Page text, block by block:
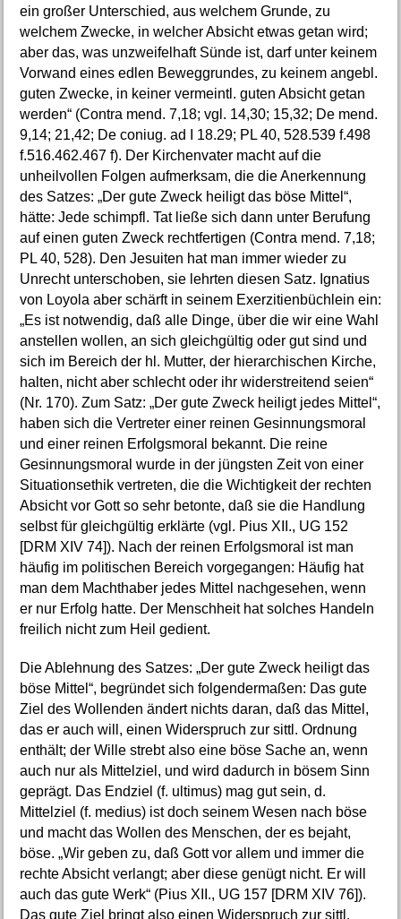
ein großer Unterschied, aus welchem Grunde, zu
welchem Zwecke, in welcher Absicht etwas getan wird;
aber das, was unzweifelhaft Sünde ist, darf unter keinem
Vorwand eines edlen Beweggrundes, zu keinem angebl.
guten Zwecke, in keiner vermeintl. guten Absicht getan
werden“ (Contra mend. 7,18; vgl. 14,30; 15,32; De mend.
9,14; 21,42; De coniug. ad I 18.29; PL 40, 528.539 f.498
f.516.462.467 f). Der Kirchenvater macht auf die
unheilvollen Folgen aufmerksam, die die Anerkennung
des Satzes: „Der gute Zweck heiligt das böse Mittel“,
hätte: Jede schimpfl. Tat ließe sich dann unter Berufung
auf einen guten Zweck rechtfertigen (Contra mend. 7,18;
PL 40, 528). Den Jesuiten hat man immer wieder zu
Unrecht unterschoben, sie lehrten diesen Satz. Ignatius
von Loyola aber schärft in seinem Exerzitienbüchlein ein:
„Es ist notwendig, daß alle Dinge, über die wir eine Wahl
anstellen wollen, an sich gleichgültig oder gut sind und
sich im Bereich der hl. Mutter, der hierarchischen Kirche,
halten, nicht aber schlecht oder ihr widerstreitend seien“
(Nr. 170). Zum Satz: „Der gute Zweck heiligt jedes Mittel“,
haben sich die Vertreter einer reinen Gesinnungsmoral
und einer reinen Erfolgsmoral bekannt. Die reine
Gesinnungsmoral wurde in der jüngsten Zeit von einer
Situationsethik vertreten, die die Wichtigkeit der rechten
Absicht vor Gott so sehr betonte, daß sie die Handlung
selbst für gleichgültig erklärte (vgl. Pius XII., UG 152
[DRM XIV 74]). Nach der reinen Erfolgsmoral ist man
häufig im politischen Bereich vorgegangen: Häufig hat
man dem Machthaber jedes Mittel nachgesehen, wenn
er nur Erfolg hatte. Der Menschheit hat solches Handeln
freilich nicht zum Heil gedient.
Die Ablehnung des Satzes: „Der gute Zweck heiligt das
böse Mittel“, begründet sich folgendermaßen: Das gute
Ziel des Wollenden ändert nichts daran, daß das Mittel,
das er auch will, einen Widerspruch zur sittl. Ordnung
enthält; der Wille strebt also eine böse Sache an, wenn
auch nur als Mittelziel, und wird dadurch in bösem Sinn
geprägt. Das Endziel (f. ultimus) mag gut sein, d.
Mittelziel (f. medius) ist doch seinem Wesen nach böse
und macht das Wollen des Menschen, der es bejaht,
böse. „Wir geben zu, daß Gott vor allem und immer die
rechte Absicht verlangt; aber diese genügt nicht. Er will
auch das gute Werk“ (Pius XII., UG 157 [DRM XIV 76]).
Das gute Ziel bringt also einen Widerspruch zur sittl.